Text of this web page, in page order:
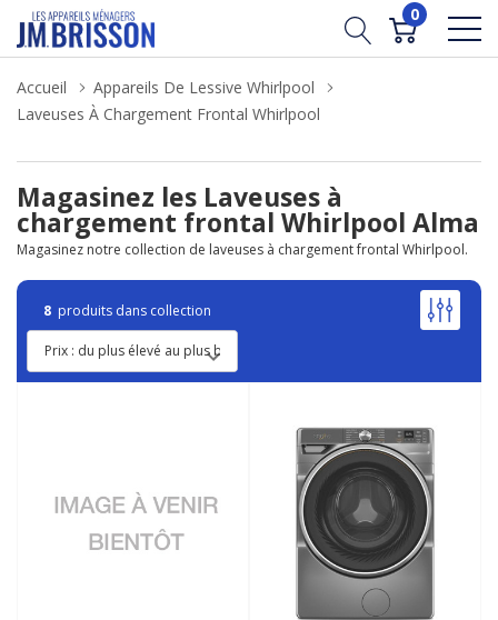
0
Accueil
Appareils De Lessive Whirlpool
Laveuses À Chargement Frontal Whirlpool
Magasinez les Laveuses à
chargement frontal Whirlpool Alma
Magasinez notre collection de laveuses à chargement frontal Whirlpool.
8 produits dans collection